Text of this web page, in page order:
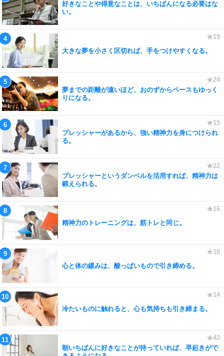
好きなことや得意なことは、いちばんになる必要はな
い。
大きな夢を小さく区切れば、手をつけやすくなる。
夢までの距離が遠いほど、おのずからペースもゆっく
りになる。
プレッシャーがあるから、強い精神力を身につけられ
る。
プレッシャーというダンベルを活用すれば、精神力は
鍛えられる。
精神力のトレーニングは、筋トレと同じ。
心と体の緩みは、酸っぱいもので引き締める。
冷たいものに触れると、心も気持ちも引き締まる。
朝いちばんに好きなことが待っていれば、早起きがで